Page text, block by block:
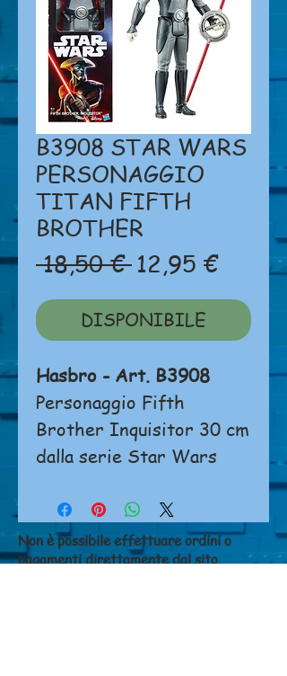
B3908 STAR WARS
PERSONAGGIO
TITAN FIFTH
BROTHER
18,50 € Prezzo
regolare
12,95 €Prezzo
DISPONIBILE
Hasbro - Art. B3908
Personaggio Fifth
Brother Inquisitor 30 cm
dalla serie Star Wars
Non è possibile effettuare ordini o
pagamenti direttamente dal sito.